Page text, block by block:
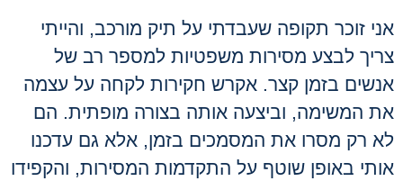
אני זוכר תקופה שעבדתי על תיק מורכב, והייתי
צריך לבצע מסירות משפטיות למספר רב של
אנשים בזמן קצר. אקרש חקירות לקחה על עצמה
את המשימה, וביצעה אותה בצורה מופתית. הם
לא רק מסרו את המסמכים בזמן, אלא גם עדכנו
אותי באופן שוטף על התקדמות המסירות, והקפידו